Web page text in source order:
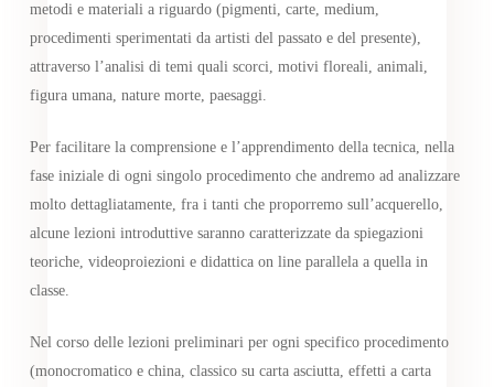
metodi e materiali a riguardo (pigmenti, carte, medium,
procedimenti sperimentati da artisti del passato e del presente),
attraverso l’analisi di temi quali scorci, motivi floreali, animali,
figura umana, nature morte, paesaggi.
Per facilitare la comprensione e l’apprendimento della tecnica, nella
fase iniziale di ogni singolo procedimento che andremo ad analizzare
molto dettagliatamente, fra i tanti che proporremo sull’acquerello,
alcune lezioni introduttive saranno caratterizzate da spiegazioni
teoriche, videoproiezioni e didattica on line parallela a quella in
classe.
Nel corso delle lezioni preliminari per ogni specifico procedimento
(monocromatico e china, classico su carta asciutta, effetti a carta